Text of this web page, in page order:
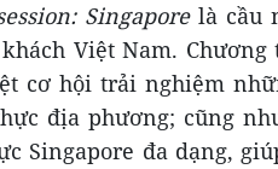
Singaporelà cầu
Việt Nam.
cơ hội trải nghiệm
địa phương; cũng
Singapore đa dạng,